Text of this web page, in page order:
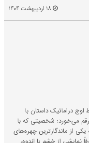
دراماتیک داستان با
می‌خورد؛ شخصیتی که با
از ماندگارترین چهره‌های